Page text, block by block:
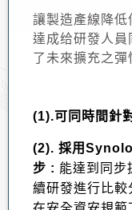
讓製造產線降低
達成给研發人員
了 未來擴充之彈
(1).可同時間針
(2). 採用
步 : 能達到同步
續研發進行比較